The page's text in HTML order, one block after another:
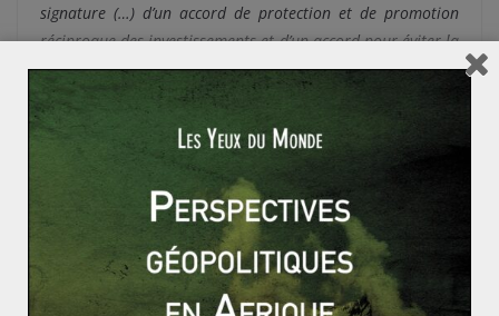
signature (…) d’un accord de protection et de promotion
réciproque des investissements et d’un accord pour éviter la
double imposition», a complété Alassane Ouattara. La
Côte d’Ivoire a des cartes à jouer. Le pays, qui projette
d’atteindre l’émergence à l’horizon 2020, souhaite
notamment que les acteurs qataris l’aident à mobiliser
entre 55 et 60 milliards de francs CFA afin de financer
son grand Plan national de développement 2016-2020,
dont 60 % seront confiés au secteur privé. «Je n’ai aucun
doute que les dynamiques entrepreneurs et les hommes
d’affaires qataris sauront saisir les opportunités d’affaire